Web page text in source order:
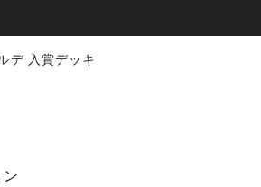
デ 入賞デッキ